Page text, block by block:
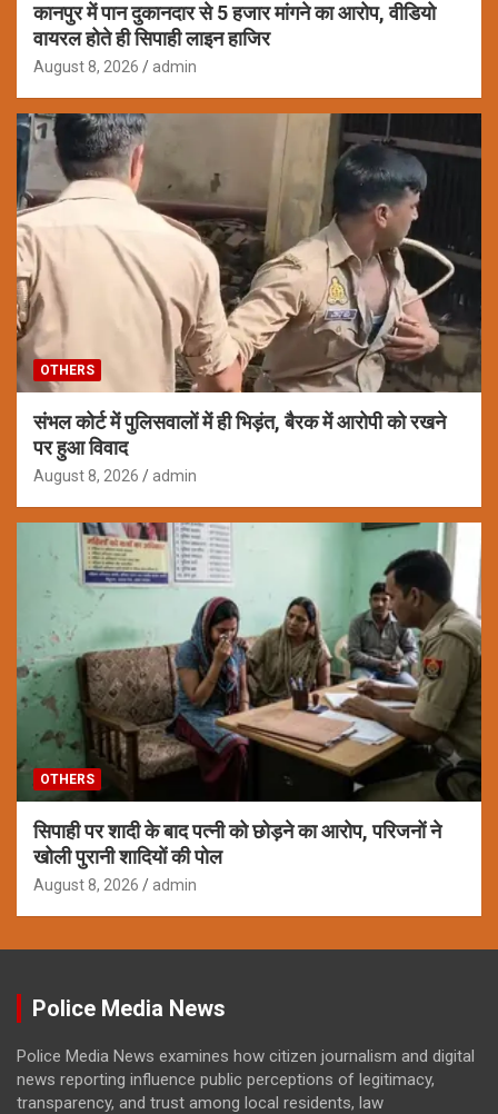
कानपुर में पान दुकानदार से 5 हजार मांगने का आरोप, वीडियो
वायरल होते ही सिपाही लाइन हाजिर
August 8, 2026 admin
OTHERS
संभल कोर्ट में पुलिसवालों में ही भिड़ंत, बैरक में आरोपी को रखने
पर हुआ विवाद
August 8, 2026 admin
OTHERS
सिपाही पर शादी के बाद पत्नी को छोड़ने का आरोप, परिजनों ने
खोली पुरानी शादियों की पोल
August 8, 2026 admin
Police Media News
Police Media News examines how citizen journalism and digital
news reporting influence public perceptions of legitimacy,
transparency, and trust among local residents, law